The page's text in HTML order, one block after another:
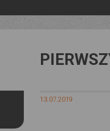
13.07.2019